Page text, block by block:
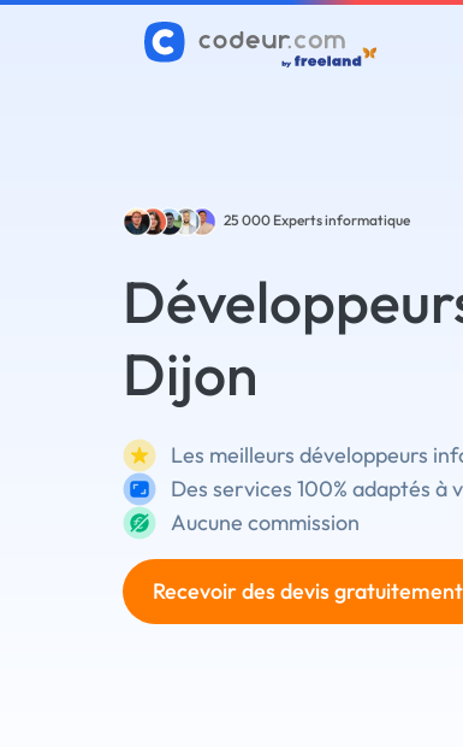
25 000 Experts informatique
Dijon
Les meilleurs développeurs
Des services 100% adaptés à
Aucune commission
Recevoir des devis gratuitement